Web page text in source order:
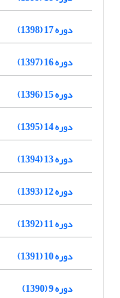
دوره 17 (1398)
دوره 16 (1397)
دوره 15 (1396)
دوره 14 (1395)
دوره 13 (1394)
دوره 12 (1393)
دوره 11 (1392)
دوره 10 (1391)
دوره 9 (1390)